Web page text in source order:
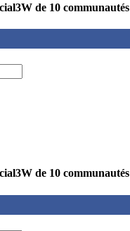
de 10 communautés
de 10 communautés